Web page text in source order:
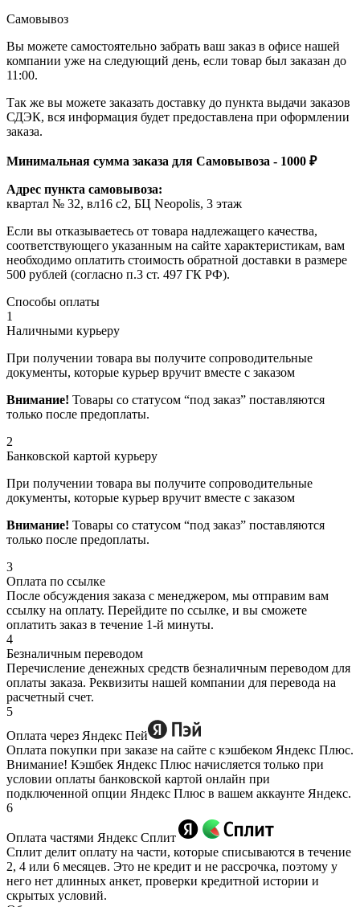
Самовывоз
Вы можете самостоятельно забрать ваш заказ в офисе нашей
компании уже на следующий день, если товар был заказан до
11:00.
Так же вы можете заказать доставку до пункта выдачи заказов
СДЭК, вся информация будет предоставлена при оформлении
заказа.
Минимальная сумма заказа для Самовывоза - 1000 ₽
Адрес пункта самовывоза:
квартал № 32, вл16 с2, БЦ Neopolis, 3 этаж
Если вы отказываетесь от товара надлежащего качества,
соответствующего указанным на сайте характеристикам, вам
необходимо оплатить стоимость обратной доставки в размере
500 рублей (согласно п.3 ст. 497 ГК РФ).
Способы оплаты
1
Наличными курьеру
При получении товара вы получите сопроводительные
документы, которые курьер вручит вместе с заказом
Внимание! Товары со статусом “под заказ” поставляются
только после предоплаты.
2
Банковской картой курьеру
При получении товара вы получите сопроводительные
документы, которые курьер вручит вместе с заказом
Внимание! Товары со статусом “под заказ” поставляются
только после предоплаты.
3
Оплата по ссылке
После обсуждения заказа с менеджером, мы отправим вам
ссылку на оплату. Перейдите по ссылке, и вы сможете
оплатить заказ в течение 1-й минуты.
4
Безналичным переводом
Перечисление денежных средств безналичным переводом для
оплаты заказа. Реквизиты нашей компании для перевода на
расчетный счет.
5
Оплата через Яндекс Пей
Оплата покупки при заказе на сайте с кэшбеком Яндекс Плюс.
Внимание! Кэшбек Яндекс Плюс начисляется только при
условии оплаты банковской картой онлайн при
подключенной опции Яндекс Плюс в вашем аккаунте Яндекс.
6
Оплата частями Яндекс Сплит
Сплит делит оплату на части, которые списываются в течение
2, 4 или 6 месяцев. Это не кредит и не рассрочка, поэтому у
него нет длинных анкет, проверки кредитной истории и
скрытых условий.